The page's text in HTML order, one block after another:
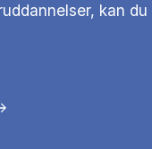
kan du